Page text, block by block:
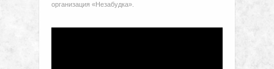
организация «Незабудка».